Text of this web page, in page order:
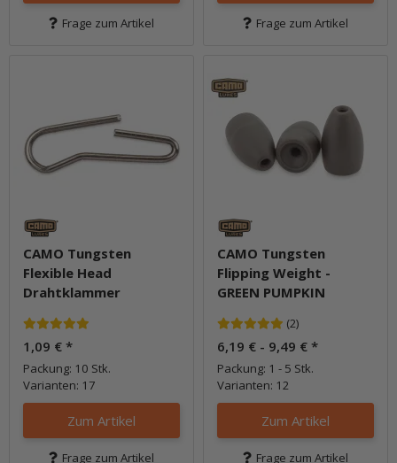
Frage zum Artikel Frage zum Artikel
CAMO Tungsten
Flexible Head
Drahtklammer
1,09 € *
Packung: 10 Stk.
Varianten: 17
Zum Artikel
Frage zum Artikel
CAMO Tungsten
Flipping Weight -
GREEN PUMPKIN
(2)
6,19 € - 9,49 € *
Packung: 1 - 5 Stk.
Varianten: 12
Zum Artikel
Frage zum Artikel